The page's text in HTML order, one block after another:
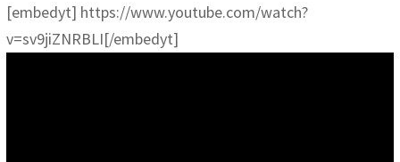
[embedyt] https://www.youtube.com/watch?
v=sv9jiZNRBLI[/embedyt]